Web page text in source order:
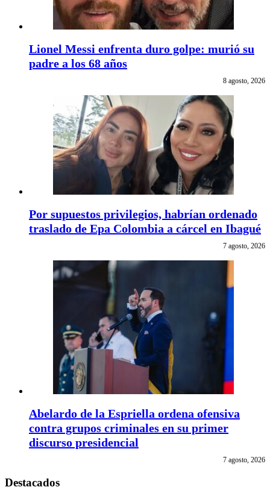
Lionel Messi enfrenta duro golpe: murió su
padre a los 68 años
8 agosto, 2026
Por supuestos privilegios, habrían ordenado
traslado de Epa Colombia a cárcel en Ibagué
7 agosto, 2026
Abelardo de la Espriella ordena ofensiva
contra grupos criminales en su primer
discurso presidencial
7 agosto, 2026
Destacados